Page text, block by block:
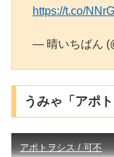
https://t.co/
— 晴いちばん
うみゃ「アポ